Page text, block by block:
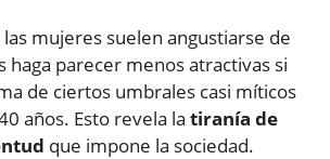
mujeres suelen angustiarse de
haga parecer menos atractivas si
de ciertos umbrales casi míticos
años. Esto revela la tiranía de
que impone la sociedad.